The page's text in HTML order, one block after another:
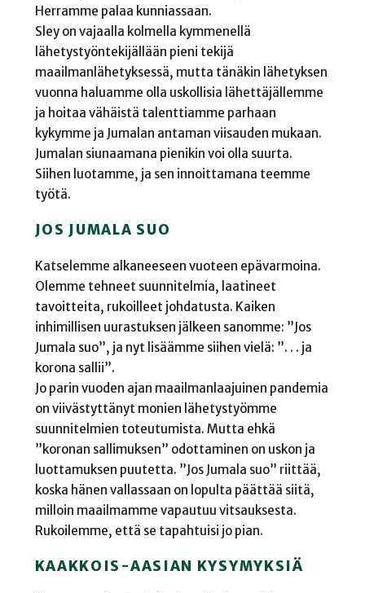
Herramme palaa kunniassaan.
Sley on vajaalla kolmella kymmenellä
lähetystyöntekijällään pieni tekijä
maailmanlähetyksessä, mutta tänäkin lähetyksen
vuonna haluamme olla uskollisia lähettäjällemme
ja hoitaa vähäistä talenttiamme parhaan
kykymme ja Jumalan antaman viisauden mukaan.
Jumalan siunaamana pienikin voi olla suurta.
Siihen luotamme, ja sen innoittamana teemme
työtä.
JOS JUMALA SUO
Katselemme alkaneeseen vuoteen epävarmoina.
Olemme tehneet suunnitelmia, laatineet
tavoitteita, rukoilleet johdatusta. Kaiken
inhimillisen uurastuksen jälkeen sanomme: ”Jos
Jumala suo”, ja nyt lisäämme siihen vielä: ”. . . ja
korona sallii”.
Jo parin vuoden ajan maailmanlaajuinen pandemia
on viivästyttänyt monien lähetystyömme
suunnitelmien toteutumista. Mutta ehkä
”koronan sallimuksen” odottaminen on uskon ja
luottamuksen puutetta. ”Jos Jumala suo” riittää,
koska hänen vallassaan on lopulta päättää siitä,
milloin maailmamme vapautuu vitsauksesta.
Rukoilemme, että se tapahtuisi jo pian.
KAAKKOIS-AASIAN KYSYMYKSIÄ